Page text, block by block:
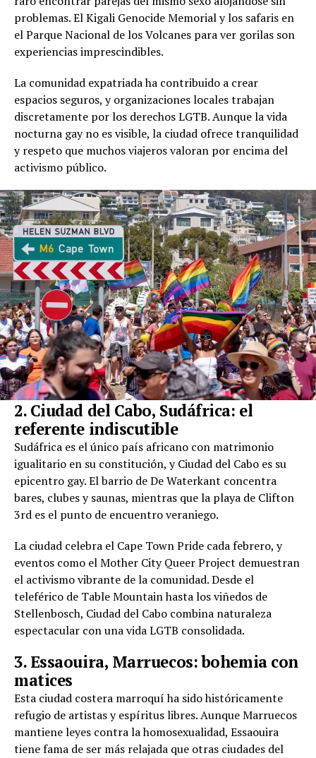
problemas. El Kigali Genocide Memorial y los safaris en
el Parque Nacional de los Volcanes para ver gorilas son
experiencias imprescindibles.
La comunidad expatriada ha contribuido a crear
espacios seguros, y organizaciones locales trabajan
discretamente por los derechos LGTB. Aunque la vida
nocturna gay no es visible, la ciudad ofrece tranquilidad
y respeto que muchos viajeros valoran por encima del
activismo público.
2. Ciudad del Cabo, Sudáfrica: el
referente indiscutible
Sudáfrica es el único país africano con matrimonio
igualitario en su constitución, y Ciudad del Cabo es su
epicentro gay. El barrio de De Waterkant concentra
bares, clubes y saunas, mientras que la playa de Clifton
3rd es el punto de encuentro veraniego.
La ciudad celebra el Cape Town Pride cada febrero, y
eventos como el Mother City Queer Project demuestran
el activismo vibrante de la comunidad. Desde el
teleférico de Table Mountain hasta los viñedos de
Stellenbosch, Ciudad del Cabo combina naturaleza
espectacular con una vida LGTB consolidada.
3. Essaouira, Marruecos: bohemia con
matices
Esta ciudad costera marroquí ha sido históricamente
refugio de artistas y espíritus libres. Aunque Marruecos
mantiene leyes contra la homosexualidad, Essaouira
tiene fama de ser más relajada que otras ciudades del